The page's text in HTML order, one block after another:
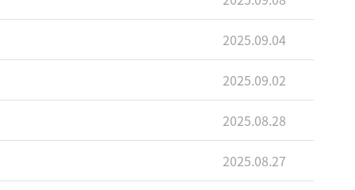
2025.09.04
2025.09.02
2025.08.28
2025.08.27